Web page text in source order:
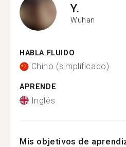
Y.
Wuhan
HABLA FLUIDO
Chino (simplificado)
APRENDE
Inglés
Mis objetivos de